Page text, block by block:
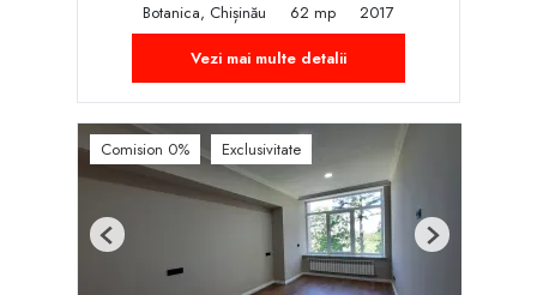
Botanica, Chișinău
62 mp
2017
Vezi mai multe detalii
Comision 0% Exclusivitate
Previous Next